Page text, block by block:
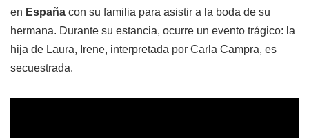
en España con su familia para asistir a la boda de su
hermana. Durante su estancia, ocurre un evento trágico: la
hija de Laura, Irene, interpretada por Carla Campra, es
secuestrada.